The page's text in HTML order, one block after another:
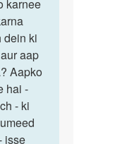
karnee
dein ki
aap
Aapko
hai -
- ki
isse